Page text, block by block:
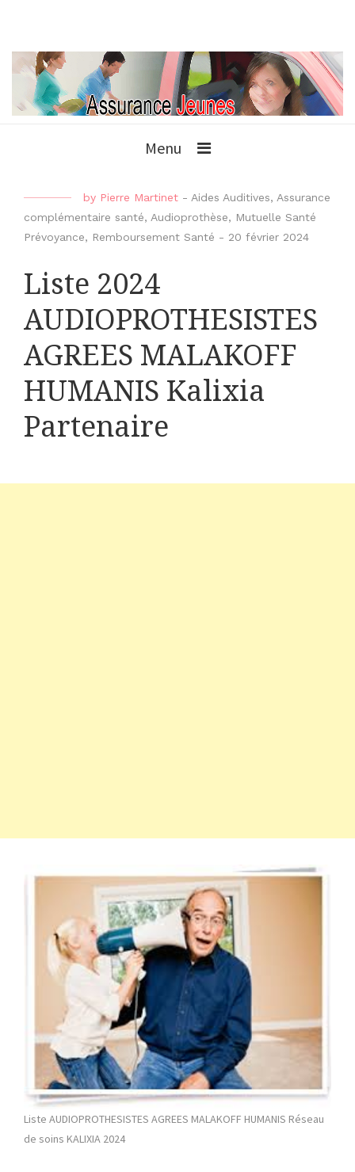
Menu
by Pierre Martinet - Aides Auditives, Assurance
complémentaire santé, Audioprothèse, Mutuelle Santé
Prévoyance, Remboursement Santé - 20 février 2024
Liste 2024
AUDIOPROTHESISTES
AGREES MALAKOFF
HUMANIS Kalixia
Partenaire
Liste AUDIOPROTHESISTES AGREES MALAKOFF HUMANIS Réseau
de soins KALIXIA 2024